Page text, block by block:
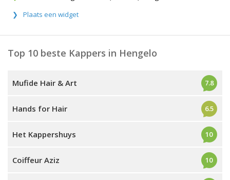
Plaats een widget
Top 10 beste Kappers in Hengelo
Mufide Hair & Art 7.8
Hands for Hair 6.5
Het Kappershuys 10
Coiffeur Aziz 10